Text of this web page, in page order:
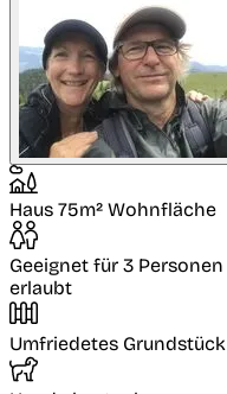
Haus 75m² Wohnfläche
Geeignet für 3 Personen
erlaubt
Umfriedetes Grundstück